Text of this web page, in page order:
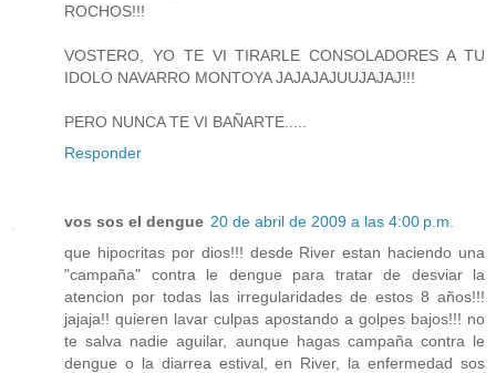
ROCHOS!!!
VOSTERO, YO TE VI TIRARLE CONSOLADORES A TU
IDOLO NAVARRO MONTOYA JAJAJAJUUJAJAJ!!!
PERO NUNCA TE VI BAÑARTE.....
Responder
vos sos el dengue 20 de abril de 2009 a las 4:00 p.m.
que hipocritas por dios!!! desde River estan haciendo una
"campaña" contra le dengue para tratar de desviar la
atencion por todas las irregularidades de estos 8 años!!!
jajaja!! quieren lavar culpas apostando a golpes bajos!!! no
te salva nadie aguilar, aunque hagas campaña contra le
dengue o la diarrea estival, en River, la enfermedad sos